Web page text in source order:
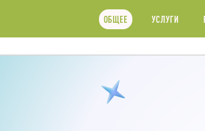
ОБЩЕЕ УСЛУГИ